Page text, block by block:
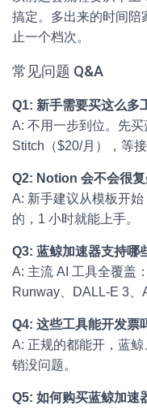
搞定。多出来的时间陪
止一个档次。
常见问题 Q&A
Q1: 新手需要买这么多
A: 不用一步到位。先
Stitch（$20/月），等
Q2: Notion 会不会很复
A: 新手建议从模板开
的，1 小时就能上手。
Q3: 蓝鲸加速器支持哪
A: 主流 AI 工具全覆盖
Runway、DALL-E 3、
Q4: 这些工具能开发票
A: 正规的都能开，蓝
销没问题。
Q5: 如何购买蓝鲸加速